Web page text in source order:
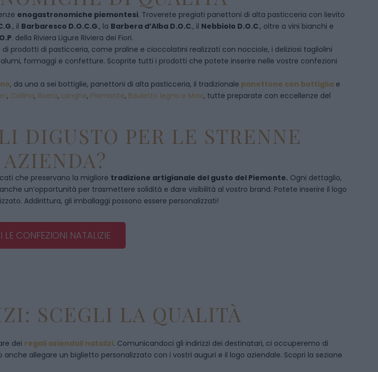
enogastronomiche piemontesi. Troverete pregiati panettoni di alta pasticceria con lievito
., il Barbaresco D.O.C.G., la Barbera d’Alba D.O.C., il Nebbiolo D.O.C., oltre a vini bianchi e
. della Riviera Ligure Riviera dei Fiori.
prodotti di pasticceria, come praline e cioccolatini realizzati con nocciole, i deliziosi tagliolini
formaggi e confetture. Scoprite tutti i prodotti che potete inserire nelle vostre confezioni
, da una a sei bottiglie, panettoni di alta pasticceria, il tradizionale panettone con bottiglia e
, Collina, Roero, Langhe, Piemonte, Bauletto legno e Maxi, tutte preparate con eccellenze del
DIGUSTO PER LE STRENNE
che preservano la migliore tradizione artigianale del gusto del Piemonte. Ogni dettaglio,
un’opportunità per trasmettere solidità e dare visibilità al vostro brand. Potete inserire il logo
Addirittura, gli imballaggi possono essere personalizzati!
LE CONFEZIONI NATALIZIE
SCEGLI LA QUALITÀ
dei regali aziendali natalizi. Comunicandoci gli indirizzi dei destinatari, ci occuperemo di
allegare un biglietto personalizzato con i vostri auguri e il logo aziendale. Scopri la sezione